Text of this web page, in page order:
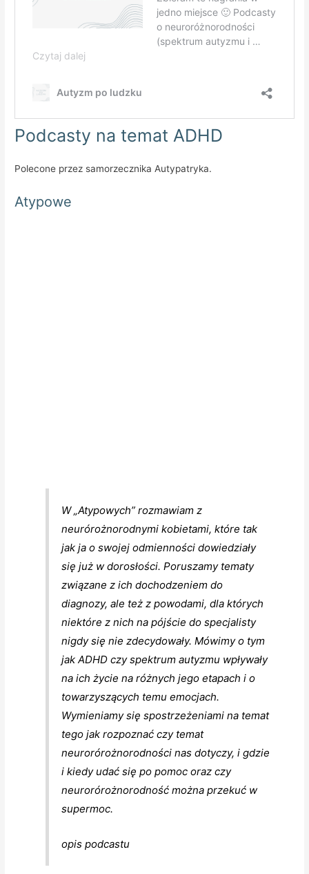
Podcasty na temat ADHD
Polecone przez samorzecznika Autypatryka.
Atypowe
W „Atypowych” rozmawiam z
neurórożnorodnymi kobietami, które tak
jak ja o swojej odmienności dowiedziały
się już w dorosłości. Poruszamy tematy
związane z ich dochodzeniem do
diagnozy, ale też z powodami, dla których
niektóre z nich na pójście do specjalisty
nigdy się nie zdecydowały. Mówimy o tym
jak ADHD czy spektrum autyzmu wpływały
na ich życie na różnych jego etapach i o
towarzyszących temu emocjach.
Wymieniamy się spostrzeżeniami na temat
tego jak rozpoznać czy temat
neurorórożnorodności nas dotyczy, i gdzie
i kiedy udać się po pomoc oraz czy
neurorórożnorodność można przekuć w
supermoc.
opis podcastu